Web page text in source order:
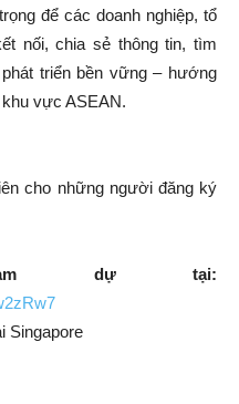
để các doanh nghiệp, tổ
nối, chia sẻ thông tin, tìm
triển bền vững – hướng
vực ASEAN.
cho những người đăng ký
dự tại:
Singapore